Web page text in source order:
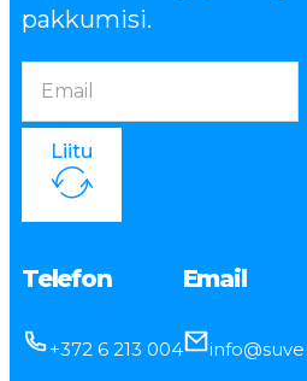
pakkumisi.
Liitu
Telefon
+372 6 213 004
Email